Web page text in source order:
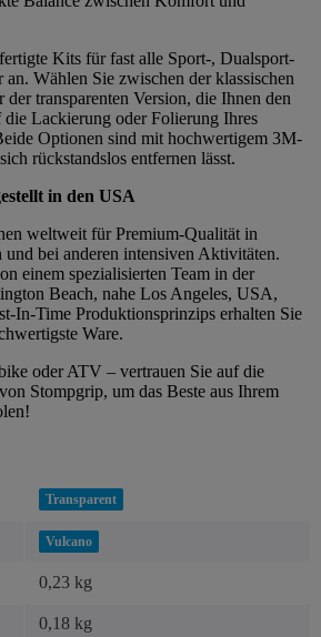
Kits für fast alle Sport-, Dualsport-
Wählen Sie zwischen der klassischen
der transparenten Version, die Ihnen den
Lackierung oder Folierung Ihres
Optionen sind mit hochwertigem 3M-
rückstandslos entfernen lässt.
in den USA
weltweit für Premium-Qualität in
und bei anderen intensiven Aktivitäten.
einem spezialisierten Team in der
Beach, nahe Los Angeles, USA,
In-Time Produktionsprinzips erhalten Sie
Ware.
oder ATV – vertrauen Sie auf die
Stompgrip, um das Beste aus Ihrem
Transparent
Vulcano
0,23 kg
0,18 kg